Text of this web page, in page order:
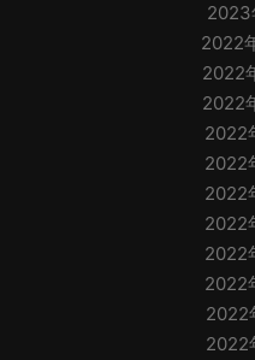
2023
2022
2022
2022
2022
2022
2022
2022
2022
2022
2022
2022